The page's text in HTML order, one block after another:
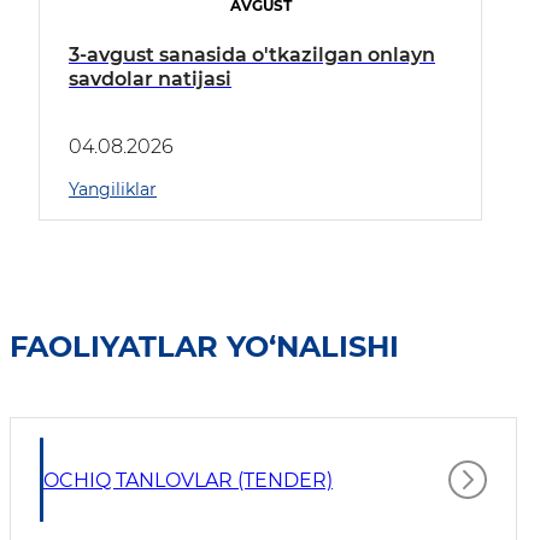
AVGUST
3-avgust sanasida o'tkazilgan onlayn
savdolar natijasi
04.08.2026
Yangiliklar
FAOLIYATLAR YO‘NALISHI
OCHIQ TANLOVLAR (TENDER)